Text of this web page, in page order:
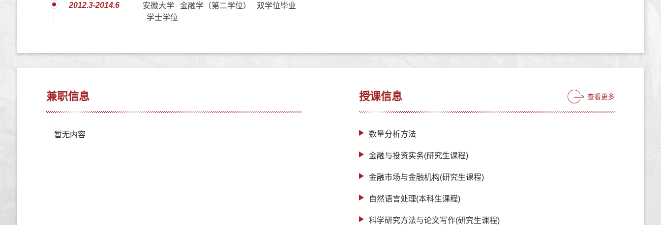
2012.3-2014.6
安徽大学 金融学（第二学位） 双学位毕业
学士学位
兼职信息
暂无内容
授课信息 查看更多
数量分析方法
金融与投资实务(研究生课程)
金融市场与金融机构(研究生课程)
自然语言处理(本科生课程)
科学研究方法与论文写作(研究生课程)